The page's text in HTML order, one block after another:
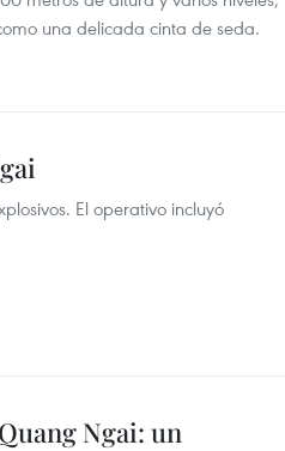
una delicada cinta de seda.
El operativo incluyó
Ngai: un